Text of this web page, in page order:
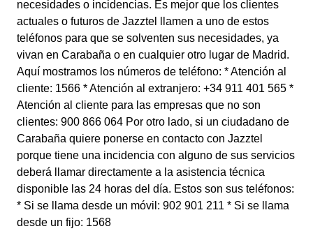
necesidades o incidencias. Es mejor que los clientes
actuales o futuros de Jazztel llamen a uno de estos
teléfonos para que se solventen sus necesidades, ya
vivan en Carabaña o en cualquier otro lugar de Madrid.
Aquí mostramos los números de teléfono: * Atención al
cliente: 1566 * Atención al extranjero: +34 911 401 565 *
Atención al cliente para las empresas que no son
clientes: 900 866 064 Por otro lado, si un ciudadano de
Carabaña quiere ponerse en contacto con Jazztel
porque tiene una incidencia con alguno de sus servicios
deberá llamar directamente a la asistencia técnica
disponible las 24 horas del día. Estos son sus teléfonos:
* Si se llama desde un móvil: 902 901 211 * Si se llama
desde un fijo: 1568